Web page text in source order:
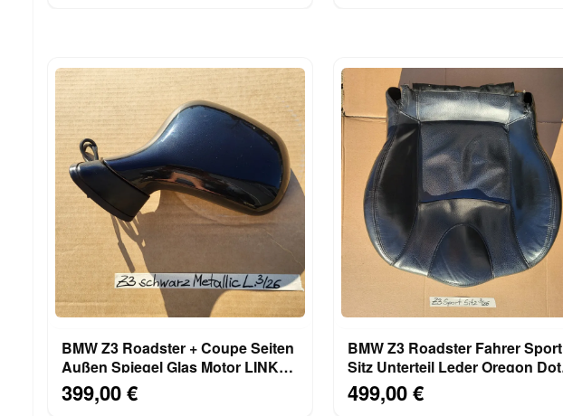
BMW Z3 Roadster + Coupe Seiten
Außen Spiegel Glas Motor LINKS
Schwarz Metallic
399,00 €
BMW Z3 Roadster Fahrer Sport
Sitz Unterteil Leder Oregon Dot
schwarz Sitzheizung
499,00 €